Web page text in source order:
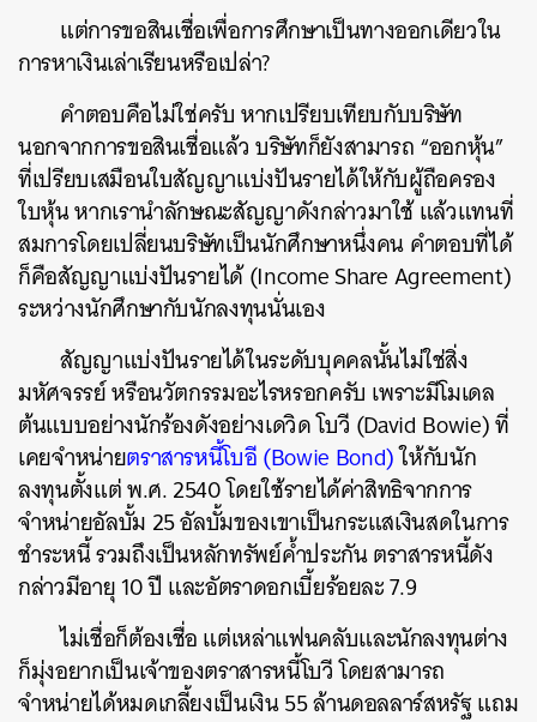
แต่การขอสินเชื่อเพื่อการศึกษาเป็นทางออกเดียวใน
การหาเงินเล่าเรียนหรือเปล่า?
คำตอบคือไม่ใช่ครับ หากเปรียบเทียบกับบริษัท
นอกจากการขอสินเชื่อแล้ว บริษัทก็ยังสามารถ “ออกหุ้น”
ที่เปรียบเสมือนใบสัญญาแบ่งปันรายได้ให้กับผู้ถือครอง
ใบหุ้น หากเรานำลักษณะสัญญาดังกล่าวมาใช้ แล้วแทนที่
สมการโดยเปลี่ยนบริษัทเป็นนักศึกษาหนึ่งคน คำตอบที่ได้
ก็คือสัญญาแบ่งปันรายได้ (Income Share Agreement)
ระหว่างนักศึกษากับนักลงทุนนั่นเอง
สัญญาแบ่งปันรายได้ในระดับบุคคลนั้นไม่ใช่สิ่ง
มหัศจรรย์ หรือนวัตกรรมอะไรหรอกครับ เพราะมีโมเดล
ต้นแบบอย่างนักร้องดังอย่างเดวิด โบวี (David Bowie) ที่
เคยจำหน่ายตราสารหนี้โบอี (Bowie Bond)ให้กับนัก
ลงทุนตั้งแต่ พ.ศ. 2540 โดยใช้รายได้ค่าสิทธิจากการ
จำหน่ายอัลบั้ม 25 อัลบั้มของเขาเป็นกระแสเงินสดในการ
ชำระหนี้ รวมถึงเป็นหลักทรัพย์ค้ำประกัน ตราสารหนี้ดัง
กล่าวมีอายุ 10 ปี และอัตราดอกเบี้ยร้อยละ 7.9
ไม่เชื่อก็ต้องเชื่อ แต่เหล่าแฟนคลับและนักลงทุนต่าง
ก็มุ่งอยากเป็นเจ้าของตราสารหนี้โบวี โดยสามารถ
จำหน่ายได้หมดเกลี้ยงเป็นเงิน 55 ล้านดอลลาร์สหรัฐ แถม